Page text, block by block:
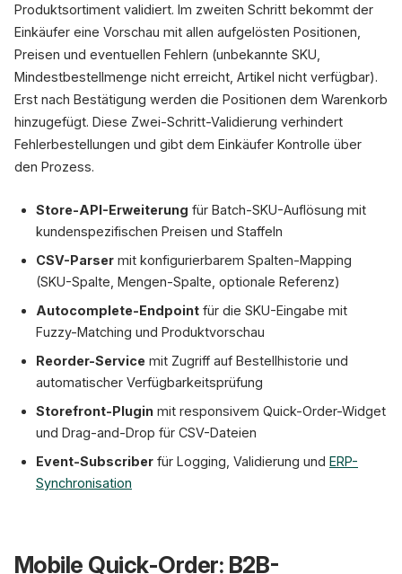
Produktsortiment validiert. Im zweiten Schritt bekommt der
Einkäufer eine Vorschau mit allen aufgelösten Positionen,
Preisen und eventuellen Fehlern (unbekannte SKU,
Mindestbestellmenge nicht erreicht, Artikel nicht verfügbar).
Erst nach Bestätigung werden die Positionen dem Warenkorb
hinzugefügt. Diese Zwei-Schritt-Validierung verhindert
Fehlerbestellungen und gibt dem Einkäufer Kontrolle über
den Prozess.
Store-API-Erweiterung für Batch-SKU-Auflösung mit
kundenspezifischen Preisen und Staffeln
CSV-Parser mit konfigurierbarem Spalten-Mapping
(SKU-Spalte, Mengen-Spalte, optionale Referenz)
Autocomplete-Endpoint für die SKU-Eingabe mit
Fuzzy-Matching und Produktvorschau
Reorder-Service mit Zugriff auf Bestellhistorie und
automatischer Verfügbarkeitsprüfung
Storefront-Plugin mit responsivem Quick-Order-Widget
und Drag-and-Drop für CSV-Dateien
Event-Subscriber für Logging, Validierung und ERP-
Synchronisation
Mobile Quick-Order: B2B-